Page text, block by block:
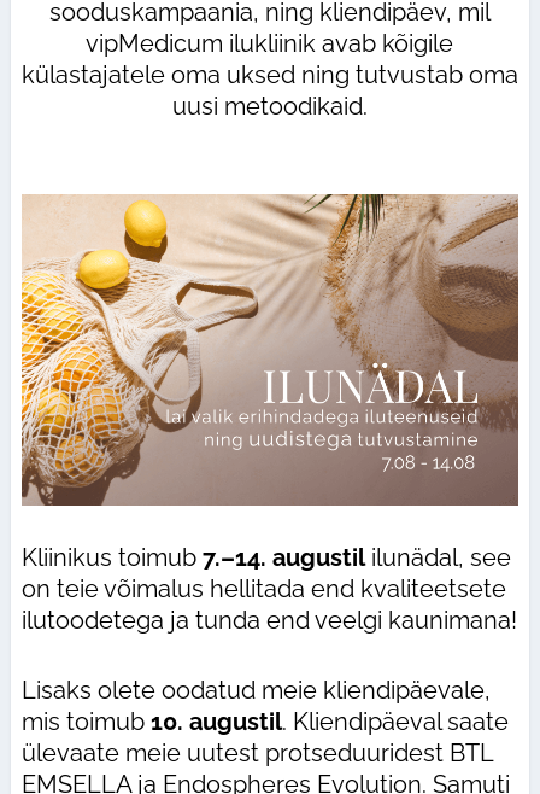
sooduskampaania, ning kliendipäev, mil
vipMedicum ilukliinik avab kõigile
külastajatele oma uksed ning tutvustab oma
uusi metoodikaid.
Kliinikus toimub 7.–14. augustililunädal, see
on teie võimalus hellitada end kvaliteetsete
ilutoodetega ja tunda end veelgi kaunimana!
Lisaks olete oodatud meie kliendipäevale,
mis toimub 10. augustil. Kliendipäeval saate
ülevaate meie uutest protseduuridest BTL
EMSELLA ja Endospheres Evolution. Samuti